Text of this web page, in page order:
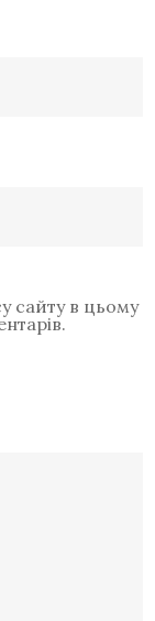
сайту в цьому